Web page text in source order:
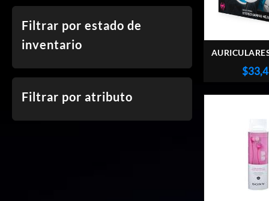
Filtrar por estado de
inventario
Filtrar por atributo
ESTÉREO
GHOST
$